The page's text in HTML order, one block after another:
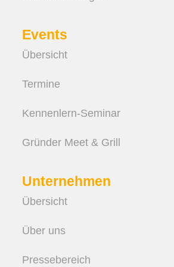
Events
Übersicht
Termine
Kennenlern-Seminar
Gründer Meet & Grill
Unternehmen
Übersicht
Über uns
Pressebereich